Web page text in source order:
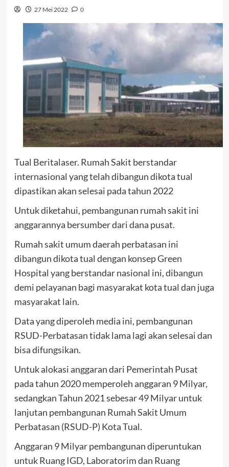
27 Mei 2022 0
Tual Beritalaser. Rumah Sakit berstandar
internasional yang telah dibangun dikota tual
dipastikan akan selesai pada tahun 2022
Untuk diketahui, pembangunan rumah sakit ini
anggarannya bersumber dari dana pusat.
Rumah sakit umum daerah perbatasan ini
dibangun dikota tual dengan konsep Green
Hospital yang berstandar nasional ini, dibangun
demi pelayanan bagi masyarakat kota tual dan juga
masyarakat lain.
Data yang diperoleh media ini, pembangunan
RSUD-Perbatasan tidak lama lagi akan selesai dan
bisa difungsikan.
Untuk alokasi anggaran dari Pemerintah Pusat
pada tahun 2020 memperoleh anggaran 9 Milyar,
sedangkan Tahun 2021 sebesar 49 Milyar untuk
lanjutan pembangunan Rumah Sakit Umum
Perbatasan (RSUD-P) Kota Tual.
Anggaran 9 Milyar pembangunan diperuntukan
untuk Ruang IGD, Laboratorim dan Ruang